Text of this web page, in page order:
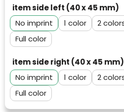
item side left (40 x 45 mm)
No imprint
1 2
Full color
item side right (40 x 45 mm)
No imprint
1 2
Full color